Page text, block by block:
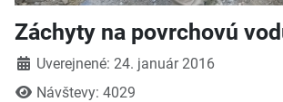
Záchyty na povrchovú
DetailyUverejnené: 24. január 2016
Návštevy: 4029